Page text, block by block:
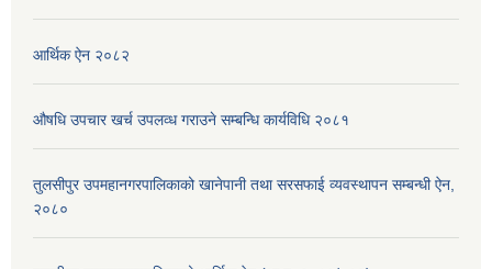
आर्थिक ऐन २०८२
औषधि उपचार खर्च उपलव्ध गराउने सम्बन्धि कार्यविधि २०८१
तुलसीपुर उपमहानगरपालिकाको खानेपानी तथा सरसफाई व्यवस्थापन सम्बन्धी ऐन,
२०८०